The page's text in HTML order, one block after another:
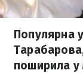
Популярна
поширила у